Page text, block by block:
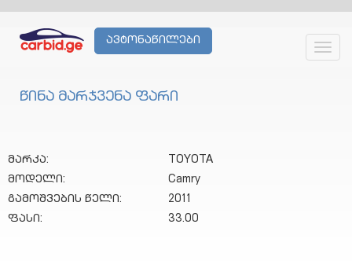
ავტონაწილები
წინა მარჯვენა ფარი
მარკა:
TOYOTA
მოდელი:
Camry
გამოშვების წელი:
2011
ფასი:
33.00